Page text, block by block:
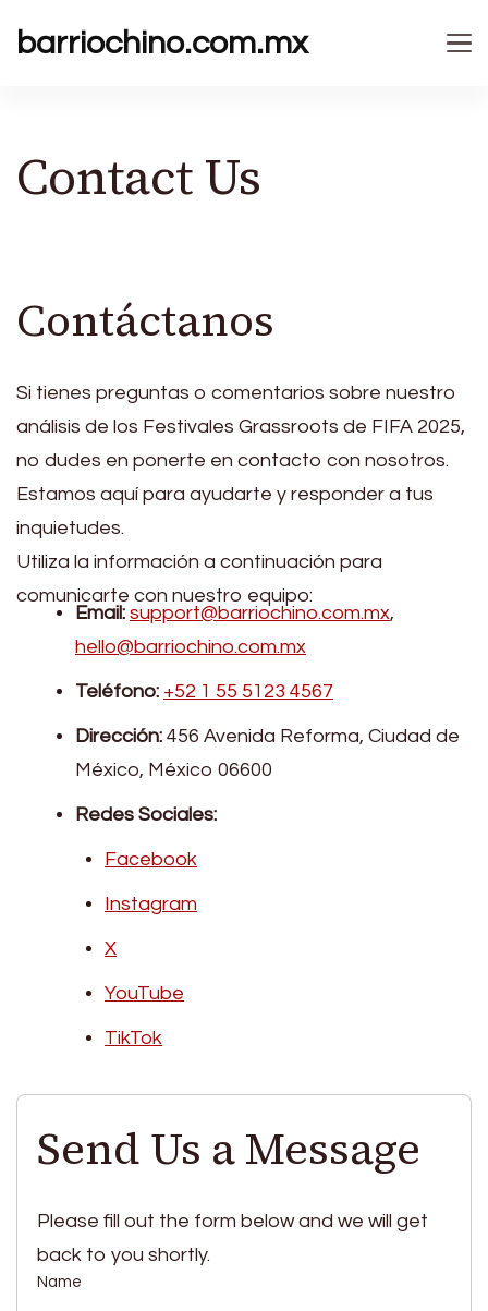
barriochino.com.mx
Contact Us
Contáctanos
Si tienes preguntas o comentarios sobre nuestro
análisis de los Festivales Grassroots de FIFA 2025,
no dudes en ponerte en contacto con nosotros.
Estamos aquí para ayudarte y responder a tus
inquietudes.
Utiliza la información a continuación para
comunicarte con nuestro equipo:
Email: support@barriochino.com.mx,
hello@barriochino.com.mx
Teléfono: +52 1 55 5123 4567
Dirección: 456 Avenida Reforma, Ciudad de
México, México 06600
Redes Sociales:
Facebook
Instagram
X
YouTube
TikTok
Send Us a Message
Please fill out the form below and we will get
back to you shortly.
Name